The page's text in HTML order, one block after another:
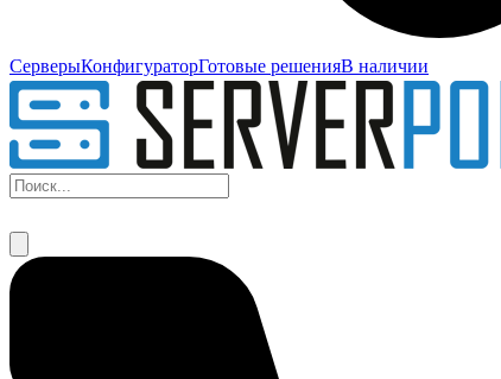
СерверыКонфигураторГотовые решенияВ наличии